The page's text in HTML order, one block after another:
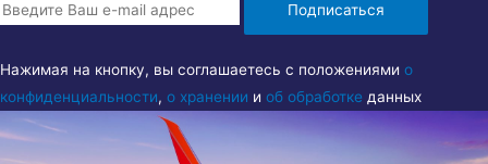
Подписаться
Нажимая на кнопку, вы соглашаетесь с положениями о
конфиденциальности, о хранении и об обработке данных